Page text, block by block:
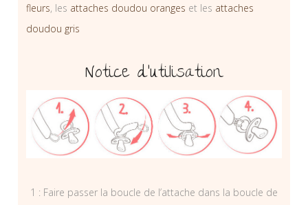
fleurs, les attaches doudou oranges et les attaches
doudou gris
Notice d’utilisation
1 : Faire passer la boucle de l’attache dans la boucle de